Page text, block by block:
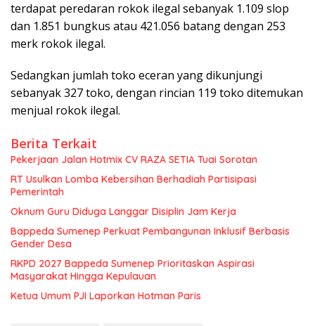
terdapat peredaran rokok ilegal sebanyak 1.109 slop
dan 1.851 bungkus atau 421.056 batang dengan 253
merk rokok ilegal.
Sedangkan jumlah toko eceran yang dikunjungi
sebanyak 327 toko, dengan rincian 119 toko ditemukan
menjual rokok ilegal.
Berita Terkait
Pekerjaan Jalan Hotmix CV RAZA SETIA Tuai Sorotan
RT Usulkan Lomba Kebersihan Berhadiah Partisipasi
Pemerintah
Oknum Guru Diduga Langgar Disiplin Jam Kerja
Bappeda Sumenep Perkuat Pembangunan Inklusif Berbasis
Gender Desa
RKPD 2027 Bappeda Sumenep Prioritaskan Aspirasi
Masyarakat Hingga Kepulauan
Ketua Umum PJI Laporkan Hotman Paris